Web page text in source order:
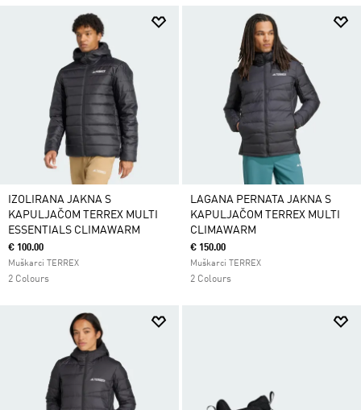
IZOLIRANA JAKNA S
KAPULJAČOM TERREX MULTI
ESSENTIALS CLIMAWARM
€ 100.00
Muškarci TERREX
2 Colours
LAGANA PERNATA JAKNA S
KAPULJAČOM TERREX MULTI
CLIMAWARM
€ 150.00
Muškarci TERREX
2 Colours